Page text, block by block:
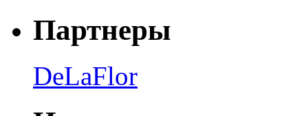
Партнеры
DeLaFlor